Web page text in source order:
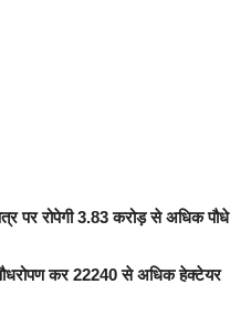
पर रोपेगी 3.83 करोड़ से अधिक पौधे
कर 22240 से अधिक हेक्टेयर